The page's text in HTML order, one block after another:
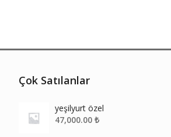
Çok Satılanlar
yeşilyurt özel
47,000.00 ₺